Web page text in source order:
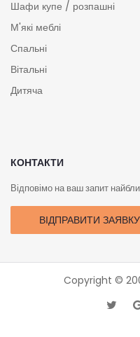
Шафи купе / розпашні
М'які меблі
Спальні
Вітальні
Дитяча
КОНТАКТИ
Відповімо на ваш запит
ВІДПРАВИТИ ЗАЯВКУ
Copyright ©